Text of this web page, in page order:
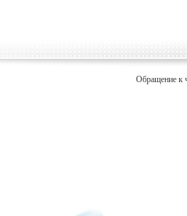
Обращение к